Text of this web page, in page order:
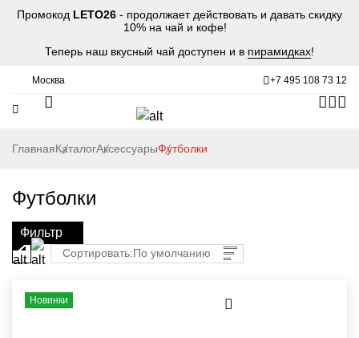
Промокод LETO26 - продолжает действовать и давать скидку
10% на чай и кофе!
Теперь наш вкусный чай доступен и в пирамидках!
+7 495 108 73 12
Москва
ГлавнаяКаталогАксессуарыФутболки
Футболки
Фильтр
Сортировать:По умолчанию
Новинки